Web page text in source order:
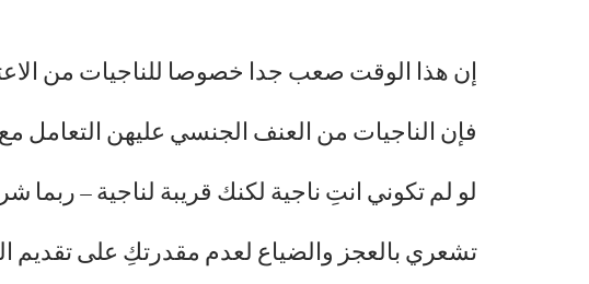
إن هذا الوقت صعب جدا خصوصا للناجيات من
فإن الناجيات من العنف الجنسي عليهن التعامل
لو لم تكوني انتِ ناجية لكنك قريبة لناجية – ربما
تشعري بالعجز والضياع لعدم مقدرتكِ على تقديم